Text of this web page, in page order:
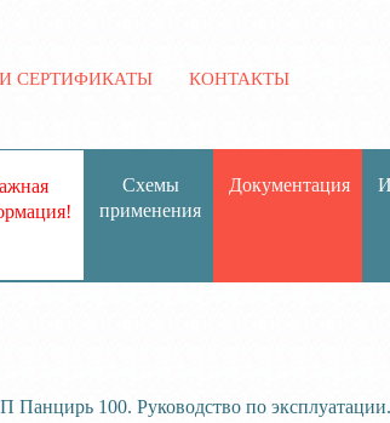
СЕРТИФИКАТЫ КОНТАКТЫ
Схемы
применения
Документация
Панцирь 100. Руководство по эксплуатации.